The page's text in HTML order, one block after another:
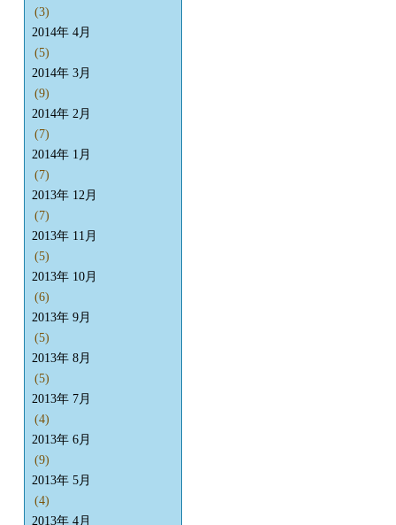
(3)
2014年 4月
(5)
2014年 3月
(9)
2014年 2月
(7)
2014年 1月
(7)
2013年 12月
(7)
2013年 11月
(5)
2013年 10月
(6)
2013年 9月
(5)
2013年 8月
(5)
2013年 7月
(4)
2013年 6月
(9)
2013年 5月
(4)
2013年 4月